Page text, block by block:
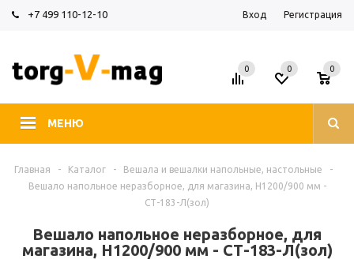
+7 499 110-12-10 Вход Регистрация
МЕНЮ
0 0
0
Главная - Каталог - Вешала и вешалки напольные, настольные
-
Вешало напольное неразборное, для магазина, H1200/900 мм -
СТ-183-Л(зол)
Вешало напольное неразборное, для
магазина, H1200/900 мм - СТ-183-Л(зол)